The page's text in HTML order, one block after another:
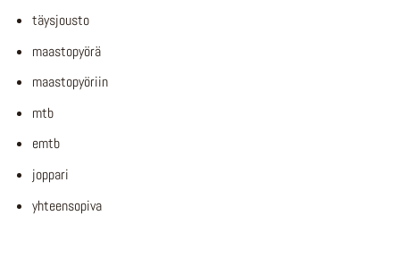
täysjousto
maastopyörä
maastopyöriin
mtb
emtb
joppari
yhteensopiva